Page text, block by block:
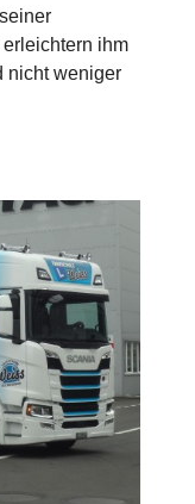
ihm
nicht weniger